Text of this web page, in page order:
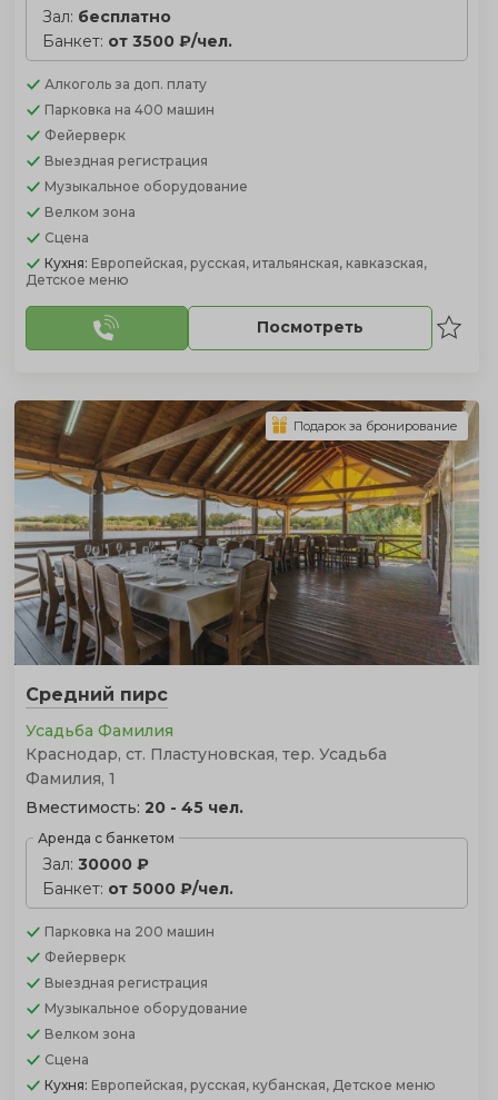
Зал: бесплатно
Банкет: от 3500 ₽/чел.
Алкоголь за доп. плату
Парковка на 400 машин
Фейерверк
Выездная регистрация
Музыкальное оборудование
Велком зона
Сцена
Кухня: Европейская, русская, итальянская, кавказская,
Детское меню
Посмотреть
Средний пирс
Усадьба Фамилия
Краснодар, ст. Пластуновская, тер. Усадьба
Фамилия, 1
Вместимость: 20 - 45 чел.
Аренда с банкетом
Зал: 30000 ₽
Банкет: от 5000 ₽/чел.
Парковка на 200 машин
Фейерверк
Выездная регистрация
Музыкальное оборудование
Велком зона
Сцена
Кухня: Европейская, русская, кубанская, Детское меню
Подарок за бронирование